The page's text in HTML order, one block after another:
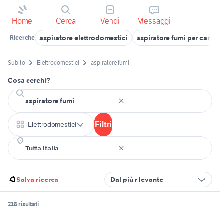
Home Cerca Vendi Messaggi
Ricerche aspiratore elettrodomestici aspiratore fumi per
Subito Elettrodomestici aspiratore fumi
Cosa cerchi?
Elettrodomestici Filtri
Salva ricerca Dal più rilevante
218 risultati